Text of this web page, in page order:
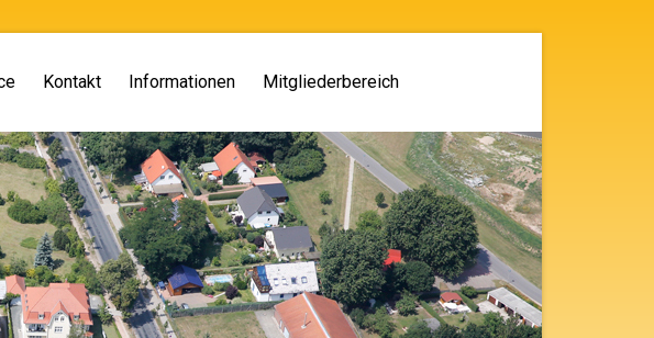
Kontakt Informationen Mitgliederbereich